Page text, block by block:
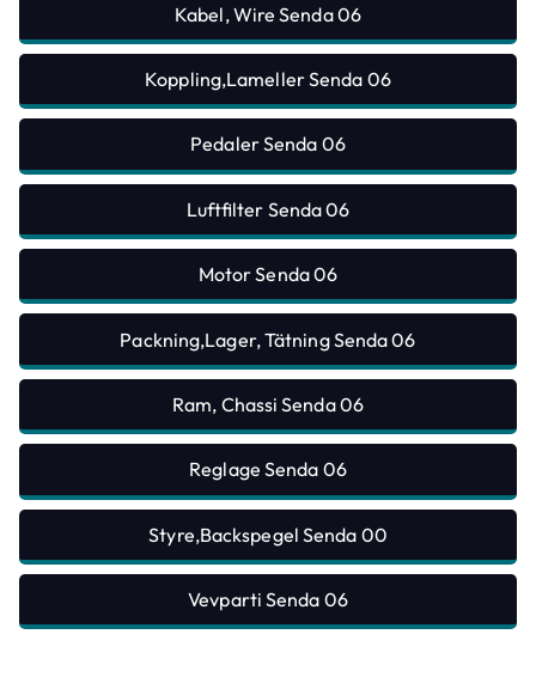
Kabel, Wire Senda 06
Koppling,Lameller Senda 06
Pedaler Senda 06
Luftfilter Senda 06
Motor Senda 06
Packning,Lager, Tätning Senda 06
Ram, Chassi Senda 06
Reglage Senda 06
Styre,Backspegel Senda 00
Vevparti Senda 06